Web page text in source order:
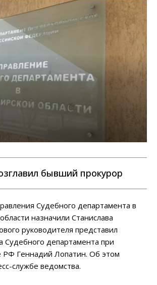
бывший прокурор
Судебного департамента в
назначили Станислава
руководителя представил
Судебного департамента при
РФ Геннадий Лопатин. Об этом
службе ведомства.